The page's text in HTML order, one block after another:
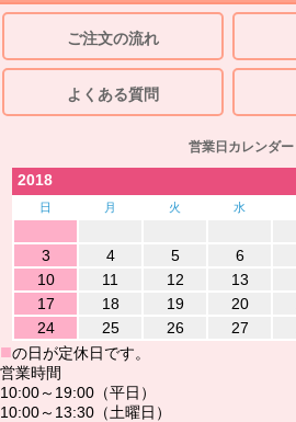
ご注文の流れ
よくある質問
営業日カレンダー
2018
日 月 火 水
3
4 5 6
10
11 12 13
17
18 19 20
24
25 26 27
■の日が定休日です。
営業時間
10:00～19:00（平日）
10:00～13:30（土曜日）